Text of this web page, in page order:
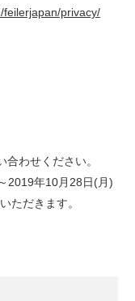
feilerjapan/privacy/
わせください。
2019年10月28日(月)
ただきます。